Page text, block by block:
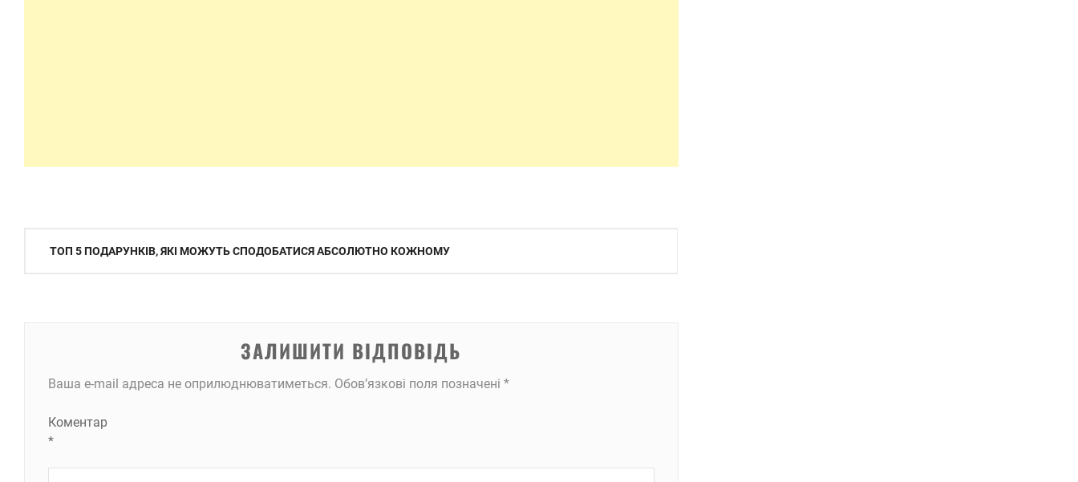
Навігація
ТОП 5 ПОДАРУНКІВ, ЯКІ МОЖУТЬ СПОДОБАТИСЯ АБСОЛЮТНО КОЖНОМУ
ЗАЛИШИТИ ВІДПОВІДЬ
Ваша e-mail адреса не оприлюднюватиметься. Обов’язкові поля позначені *
Коментар
*